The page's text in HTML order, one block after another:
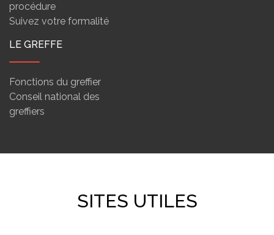
procédure
Suivez votre formalité
LE GREFFE
Fonctions du greffier
Conseil national des
greffiers
SITES UTILES